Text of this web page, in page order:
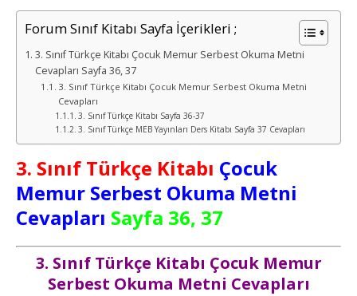
Forum Sınıf Kitabı Sayfa İçerikleri ;
3. Sınıf Türkçe Kitabı Çocuk Memur Serbest Okuma Metni
Cevapları Sayfa 36, 37
3. Sınıf Türkçe Kitabı Çocuk Memur Serbest Okuma Metni
Cevapları
3. Sınıf Türkçe Kitabı Sayfa 36-37
3. Sınıf Türkçe MEB Yayınları Ders Kitabı Sayfa 37 Cevapları
3. Sınıf Türkçe Kitabı Çocuk
Memur Serbest Okuma Metni
Cevapları Sayfa 36, 37
3. Sınıf Türkçe Kitabı Çocuk Memur
Serbest Okuma Metni Cevapları